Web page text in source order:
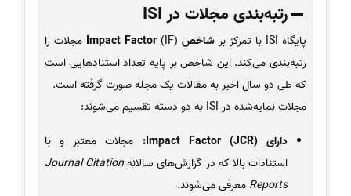
رتبه‌بندی مجلات در ISI
پایگاه ISI با تمرکز بر شاخص Impact Factor
(IF) مجلات را
رتبه‌بندی می‌کند. این شاخص بر پایه تعداد استنادهایی است
که طی دو سال اخیر به مقالات یک مجله صورت گرفته است.
مجلات نمایه‌شده در ISI به دو دسته تقسیم می‌شوند:
دارای Impact Factor (JCR):
مجلات معتبر و با
استنادات بالا که در گزارش‌های سالانهJournal Citation
Reports معرفی می‌شوند.